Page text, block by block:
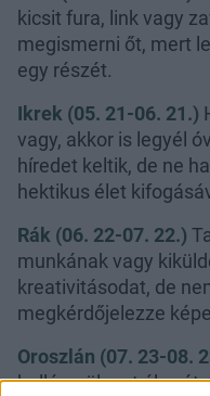
kicsit fura, link vagy
megismerni őt, mert
egy részét.
Ikrek (05. 21-06. 21.)
vagy, akkor is legyél
híredet keltik, de ne
hektikus élet
Rák (06. 22-07. 22.)
munkának vagy
kreativitásodat, de
megkérdőjelezze
Oroszlán (07. 23-08.
hullámvölgyet élsz